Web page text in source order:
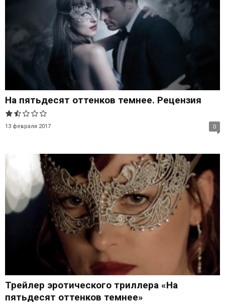
На пятьдесят оттенков темнее. Рецензия
13 февраля 2017 0
Трейлер эротического триллера «На
пятьдесят оттенков темнее»